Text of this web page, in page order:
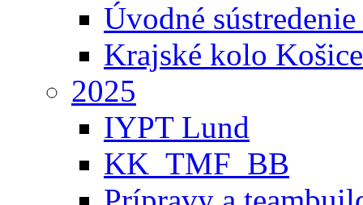
Úvodné
Krajské kolo Košice
2025
IYPT Lund
KK_TMF_BB